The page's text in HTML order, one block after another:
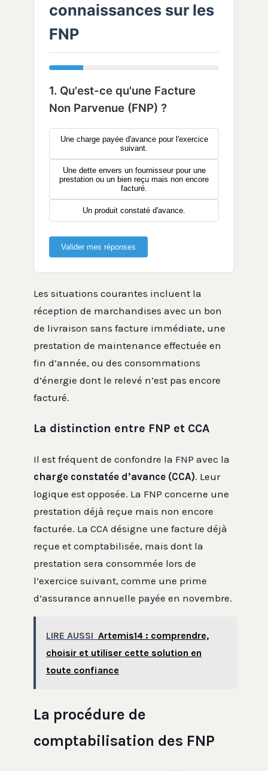
connaissances sur les
FNP
1. Qu'est-ce qu'une Facture
Non Parvenue (FNP) ?
Une charge payée d'avance pour l'exercice
suivant.
Une dette envers un fournisseur pour une
prestation ou un bien reçu mais non encore
facturé.
Un produit constaté d'avance.
Valider mes réponses
Les situations courantes incluent la
réception de marchandises avec un bon
de livraison sans facture immédiate, une
prestation de maintenance effectuée en
fin d’année, ou des consommations
d’énergie dont le relevé n’est pas encore
facturé.
La distinction entre FNP et CCA
Il est fréquent de confondre la FNP avec la
charge constatée d’avance (CCA). Leur
logique est opposée. La FNP concerne une
prestation déjà reçue mais non encore
facturée. La CCA désigne une facture déjà
reçue et comptabilisée, mais dont la
prestation sera consommée lors de
l’exercice suivant, comme une prime
d’assurance annuelle payée en novembre.
LIRE AUSSI Artemis14 : comprendre,
choisir et utiliser cette solution en
toute confiance
La procédure de
comptabilisation des FNP